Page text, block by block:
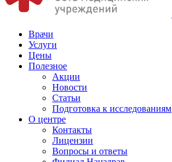
Врачи
Услуги
Цены
Полезное
Акции
Новости
Статьи
Подготовка к исследованиям
О центре
Контакты
Лицензии
Вопросы и ответы